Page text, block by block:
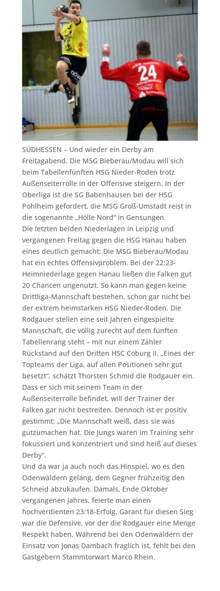
SÜDHESSEN – Und wieder ein Derby am
Freitagabend. Die MSG Bieberau/Modau will sich
beim Tabellenfünften HSG Nieder-Roden trotz
Außenseiterrolle in der Offensive steigern. In der
Oberliga ist die SG Babenhausen bei der HSG
Pohlheim gefordert, die MSG Groß-Umstadt reist in
die sogenannte „Hölle Nord“ in Gensungen.
Die letzten beiden Niederlagen in Leipzig und
vergangenen Freitag gegen die HSG Hanau haben
eines deutlich gemacht: Die MSG Bieberau/Modau
hat ein echtes Offensivproblem. Bei der 22:23-
Heimniederlage gegen Hanau ließen die Falken gut
20 Chancen ungenutzt. So kann man gegen keine
Drittliga-Mannschaft bestehen, schon gar nicht bei
der extrem heimstarken HSG Nieder-Roden. Die
Rodgauer stellen eine seit Jahren eingespielte
Mannschaft, die völlig zurecht auf dem fünften
Tabellenrang steht – mit nur einem Zähler
Rückstand auf den Dritten HSC Coburg II. „Eines der
Topteams der Liga, auf allen Positionen sehr gut
besetzt“, schätzt Thorsten Schmid die Rodgauer ein.
Dass er sich mit seinem Team in der
Außenseiterrolle befindet, will der Trainer der
Falken gar nicht bestreiten. Dennoch ist er positiv
gestimmt: „Die Mannschaft weiß, dass sie was
gutzumachen hat. Die Jungs waren im Training sehr
fokussiert und konzentriert und sind heiß auf dieses
Derby“.
Und da war ja auch noch das Hinspiel, wo es den
Odenwäldern gelang, dem Gegner frühzeitig den
Schneid abzukaufen. Damals, Ende Oktober
vergangenen Jahres, feierte man einen
hochverdienten 23:18-Erfolg. Garant für diesen Sieg
war die Defensive, vor der die Rodgauer eine Menge
Respekt haben. Während bei den Odenwäldern der
Einsatz von Jonas Dambach fraglich ist, fehlt bei den
Gastgebern Stammtorwart Marco Rhein.